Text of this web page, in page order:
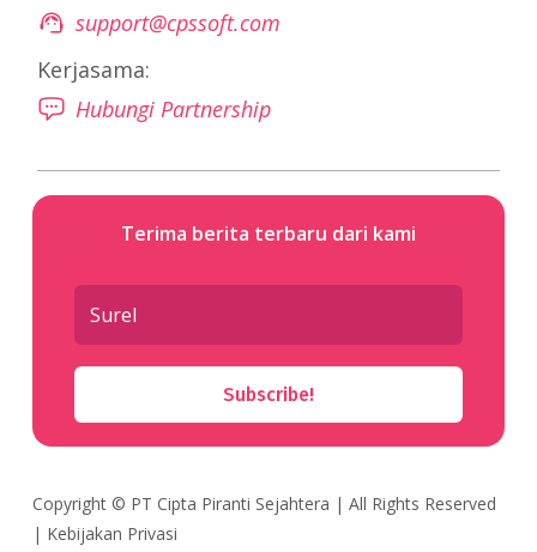
support@cpssoft.com
Kerjasama:
Hubungi Partnership
Terima berita terbaru dari kami
Subscribe!
Copyright © PT Cipta Piranti Sejahtera | All Rights Reserved
| Kebijakan Privasi